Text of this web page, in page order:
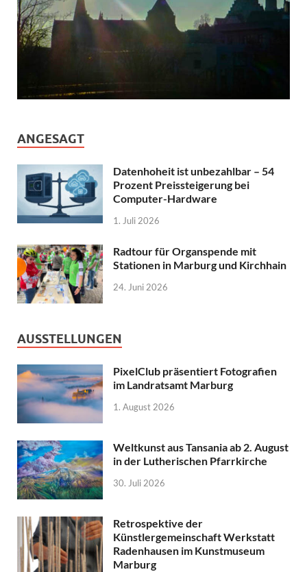
ANGESAGT
Datenhoheit ist unbezahlbar – 54
Prozent Preissteigerung bei
Computer-Hardware
1. Juli 2026
Radtour für Organspende mit
Stationen in Marburg und Kirchhain
24. Juni 2026
AUSSTELLUNGEN
PixelClub präsentiert Fotografien
im Landratsamt Marburg
1. August 2026
Weltkunst aus Tansania ab 2. August
in der Lutherischen Pfarrkirche
30. Juli 2026
Retrospektive der
Künstlergemeinschaft Werkstatt
Radenhausen im Kunstmuseum
Marburg